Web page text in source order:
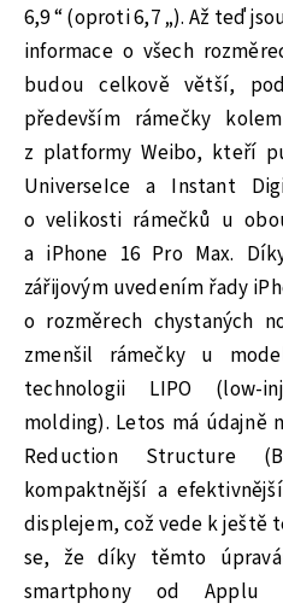
6,9 “ (oproti 6,7 „). Až teď
informace o všech
budou celkově větší,
především rámečky
z platformy Weibo, kteří
UniverseIce a Instant
o velikosti rámečků u
a iPhone 16 Pro Max.
zářijovým uvedením řady
o rozměrech chystaných
zmenšil rámečky u
technologii LIPO (low-
molding). Letos má údajně
Reduction Structure
kompaktnější a
displejem, což vede k ještě
se, že díky těmto
smartphony od Applu